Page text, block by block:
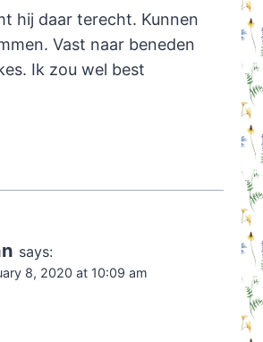
hij daar terecht. Kunnen
Vast naar beneden
Ik zou wel best
says:
8, 2020 at 10:09 am